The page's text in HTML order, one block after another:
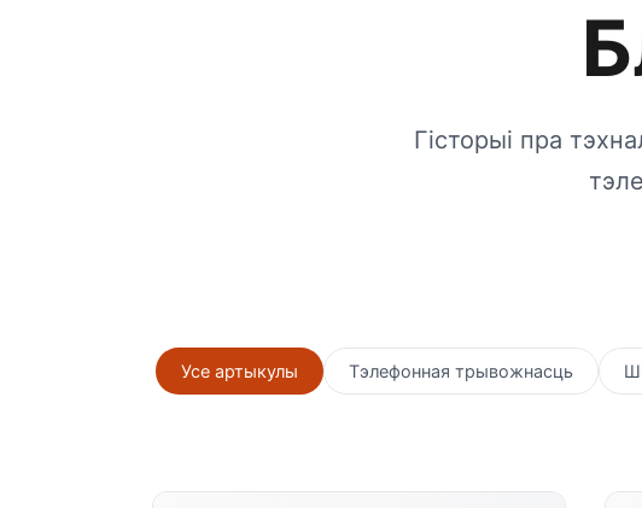
Гісторыі пра
Усе артыкулы Тэлефонная трывожнасць